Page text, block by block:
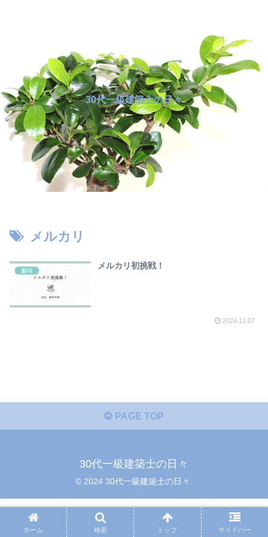
30代一級建築士の日々
メルカリ
趣味
メルカリ初挑戦！
2024.11.07
PAGE TOP
30代一級建築士の日々
© 2024 30代一級建築士の日々.
ホーム 検索 トップ サイドバー